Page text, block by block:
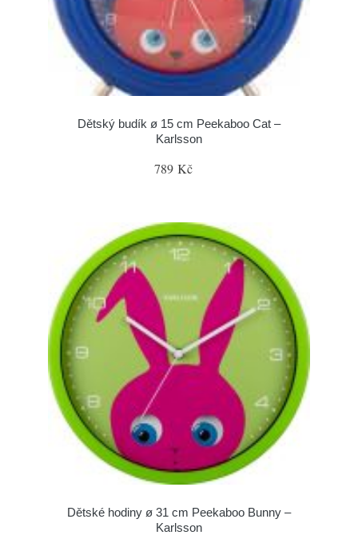
Dětský budík ø 15 cm Peekaboo Cat –
Karlsson
789 Kč
Dětské hodiny ø 31 cm Peekaboo Bunny –
Karlsson